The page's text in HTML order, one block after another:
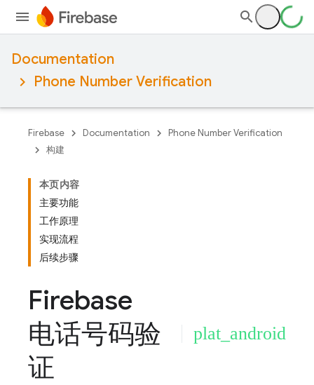
Documentation
Phone Number Verification
Firebase Documentation
Phone Number Verification
构建
本页内容
主要功能
工作原理
实现流程
后续步骤
Firebase
电话号码验
证
plat_android